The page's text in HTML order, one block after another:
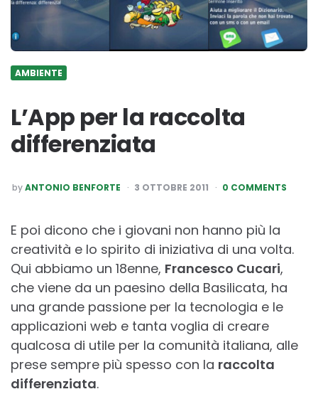
AMBIENTE
L’App per la raccolta
differenziata
POSTED
BY
byANTONIO BENFORTE 3 OTTOBRE 2011 0 COMMENTS
E poi dicono che i giovani non hanno più la
creatività e lo spirito di iniziativa di una volta.
Qui abbiamo un 18enne, Francesco Cucari,
che viene da un paesino della Basilicata, ha
una grande passione per la tecnologia e le
applicazioni web e tanta voglia di creare
qualcosa di utile per la comunità italiana, alle
prese sempre più spesso con la raccolta
differenziata.